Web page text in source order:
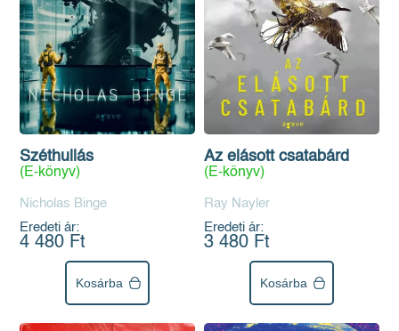
Széthullás
(E-könyv)
Nicholas Binge
Eredeti ár:
4 480 Ft
Kosárba
Az elásott csatabárd
(E-könyv)
Ray Nayler
Eredeti ár:
3 480 Ft
Kosárba